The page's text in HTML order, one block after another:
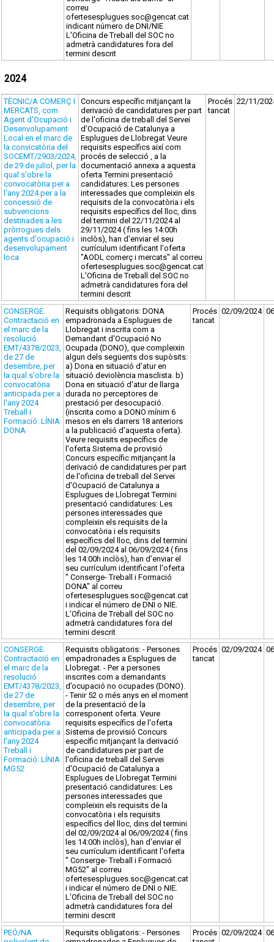
correu
ofertesesplugues.soc@gencat.cat
indicant número de DNI/NIE
L'Oficina de Treball del SOC no
admetrà candidatures fora del
termini descrit
2024
TÈCNIC/A COMERÇ I
MERCATS, com
Agent d'Ocupació i
Desenvolupament
Local en el marc de
la convicatòria del
SOCEMT/2903/2024,
de 29 de juliol, per la
qual s'obre la
convocatòria per a
l'any 2024 per a la
concessió de
subvencions
destinades a les
pròrrogues dels
agents d'ocupació i
desenvolupament
loca
Concurs específic mitjançant la
derivació de candidatures per part
de l'oficina de treball del Servei
d'Ocupació de Catalunya a
Esplugues de Llobregat Veure
requisits específics així com
procés de selecció , a la
documentació annexa a aquesta
oferta Termini presentació
candidatures: Les persones
interessades que compleixin els
requisits de la convocatòria i els
requisits específics del lloc, dins
del termini del 22/11/2024 al
29/11/2024 ( fins les 14:00h
inclòs), han d'enviar el seu
currículum identificant l'oferta
"AODL comerç i mercats" al correu
ofertesesplugues.soc@gencat.cat
L'Oficina de Treball del SOC no
admetrà candidatures fora del
termini descrit
Procés
tancat
22/11/
CONSERGE.
Contractació en
el marc de la
resolució
EMT/4378/2023,
de 27 de
desembre, per
la qual s'obre la
convocatòria
anticipada per a
l'any 2024
Treball i
Formació: LÍNIA
DONA
Requisits obligatoris: DONA
empadronada a Esplugues de
Llobregat i inscrita com a
Demandant d'Ocupació No
Ocupada (DONO), que compleixin
algun dels següents dos supòsits:
a) Dona en situació d'atur en
situació deviolència masclista. b)
Dona en situació d'atur de llarga
durada no perceptores de
prestació per desocupació.
(inscrita como a DONO mínim 6
mesos en els darrers 18 anteriors
a la publicació d'aquesta oferta).
Veure requisits específics de
l'oferta Sistema de provisió
Concurs específic mitjançant la
derivació de candidatures per part
de l'oficina de treball del Servei
d'Ocupació de Catalunya a
Esplugues de Llobregat Termini
presentació candidatures: Les
persones interessades que
compleixin els requisits de la
convocatòria i els requisits
específics del lloc, dins del termini
del 02/09/2024 al 06/09/2024 ( fins
les 14:00h inclòs), han d'enviar el
seu currículum identificant l'oferta
" Conserge- Treball i Formació
DONA" al correu
ofertesesplugues.soc@gencat.cat
i indicar el número de DNI o NIE.
L'Oficina de Treball del SOC no
admetrà candidatures fora del
termini descrit
Procés
tancat
02/09/2024
CONSERGE.
Contractació en
el marc de la
resolució
EMT/4378/2023,
de 27 de
desembre, per
la qual s'obre la
convocatòria
anticipada per a
l'any 2024
Treball i
Formació: LÍNIA
MG52
Requisits obligatoris: - Persones
empadronades a Esplugues de
Llobregat. - Per a persones
inscrites com a demandants
d’ocupació no ocupades (DONO).
- Tenir 52 o més anys en el moment
de la presentació de la
corresponent oferta. Veure
requisits específics de l'oferta
Sistema de provisió Concurs
específic mitjançant la derivació
de candidatures per part de
l'oficina de treball del Servei
d'Ocupació de Catalunya a
Esplugues de Llobregat Termini
presentació candidatures: Les
persones interessades que
compleixin els requisits de la
convocatòria i els requisits
específics del lloc, dins del termini
del 02/09/2024 al 06/09/2024 ( fins
les 14:00h inclòs), han d'enviar el
seu currículum identificant l'oferta
" Conserge- Treball i Formació
MG52" al correu
ofertesesplugues.soc@gencat.cat
i indicar el número de DNI o NIE.
L'Oficina de Treball del SOC no
admetrà candidatures fora del
termini descrit
Procés
tancat
02/09/2024
PEÓ/NA
Requisits obligatoris: - Persones
Procés 02/09/2024